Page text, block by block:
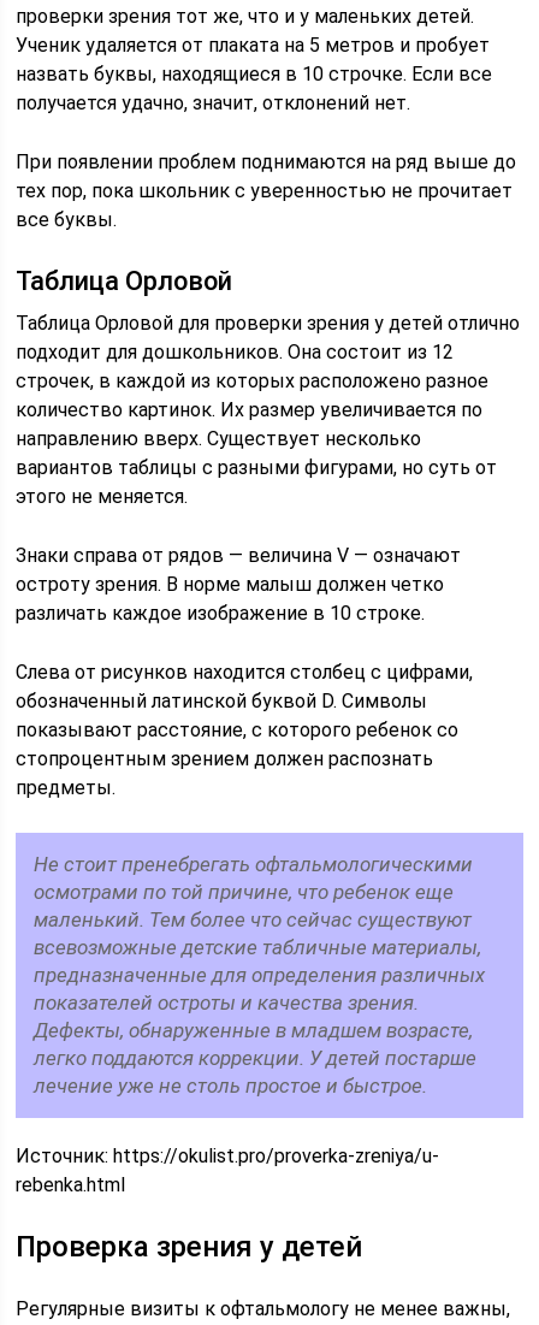
проверки зрения тот же, что и у маленьких детей.
Ученик удаляется от плаката на 5 метров и пробует
назвать буквы, находящиеся в 10 строчке. Если все
получается удачно, значит, отклонений нет.
При появлении проблем поднимаются на ряд выше до
тех пор, пока школьник с уверенностью не прочитает
все буквы.
Таблица Орловой
Таблица Орловой для проверки зрения у детей отлично
подходит для дошкольников. Она состоит из 12
строчек, в каждой из которых расположено разное
количество картинок. Их размер увеличивается по
направлению вверх. Существует несколько
вариантов таблицы с разными фигурами, но суть от
этого не меняется.
Знаки справа от рядов — величина V — означают
остроту зрения. В норме малыш должен четко
различать каждое изображение в 10 строке.
Слева от рисунков находится столбец с цифрами,
обозначенный латинской буквой D. Символы
показывают расстояние, с которого ребенок со
стопроцентным зрением должен распознать
предметы.
Не стоит пренебрегать офтальмологическими
осмотрами по той причине, что ребенок еще
маленький. Тем более что сейчас существуют
всевозможные детские табличные материалы,
предназначенные для определения различных
показателей остроты и качества зрения.
Дефекты, обнаруженные в младшем возрасте,
легко поддаются коррекции. У детей постарше
лечение уже не столь простое и быстрое.
Источник:https://okulist.pro/proverka-zreniya/u-
rebenka.html
Проверка зрения у детей
Регулярные визиты к офтальмологу не менее важны,